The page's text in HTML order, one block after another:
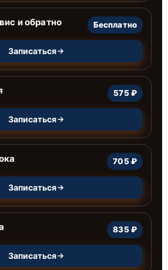
и обратно Бесплатно
Записаться
575 ₽
Записаться
705 ₽
Записаться
835 ₽
Записаться